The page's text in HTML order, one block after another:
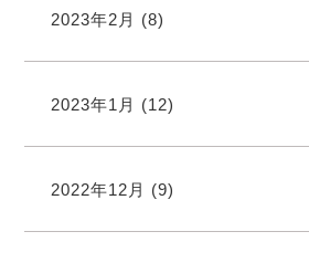
2023年2月 (8)
2023年1月 (12)
2022年12月 (9)